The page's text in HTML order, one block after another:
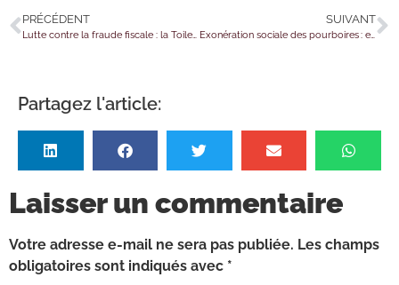
PRÉCÉDENT
Lutte contre la fraude fiscale : la Toile sous haute surveillance !
SUIVANT
Exonération sociale des pourboires : et en 2025 ?
Partagez l'article:
Laisser un commentaire
Votre adresse e-mail ne sera pas publiée. Les champs
obligatoires sont indiqués avec *